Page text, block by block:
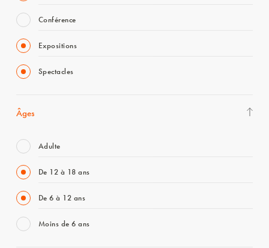
Conférence
Expositions
Spectacles
Âges
Adulte
De 12 à 18 ans
De 6 à 12 ans
Moins de 6 ans